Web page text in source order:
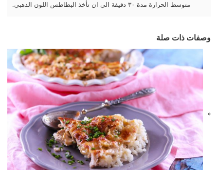
متوسط الحرارة مدة ٣٠ دقيقة الي ان تأخذ البطاطس اللون الذهبي.
وصفات ذات صلة